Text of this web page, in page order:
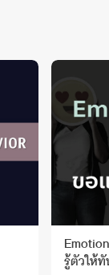
รู้ตัวให้